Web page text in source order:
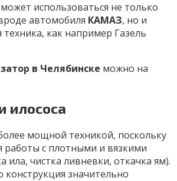
использоваться не только
автомобиля КАМАЗ, но и
техника, как например Газель
в Челябинске можно на
илососа
мощной техникой, поскольку
работы с плотными и вязкими
ила, чистка ливневки, откачка ям).
конструкция значительно